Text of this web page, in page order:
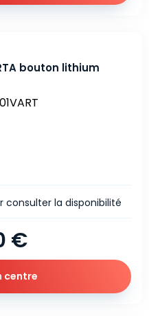
bouton lithium
€
consulter la disponibilité
centre